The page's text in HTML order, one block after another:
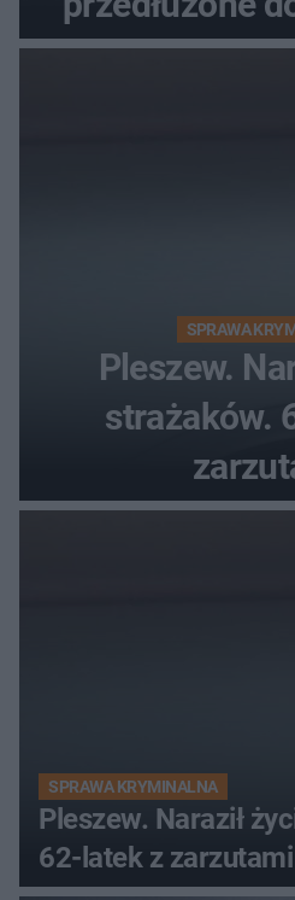
SPRAWA
Pleszew.
strażaków.
SPRAWA KRYMINALNA
Pleszew. Naraził
62-latek z zarzutami